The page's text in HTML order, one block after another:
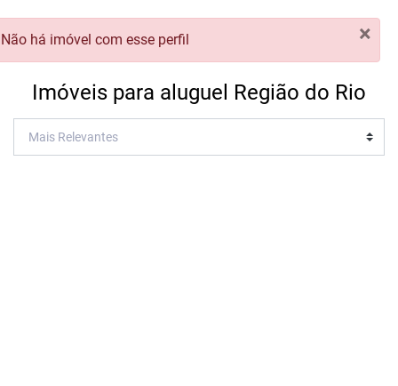
Imóveis para aluguel Região do Rio
×
Não há imóvel com esse perfil